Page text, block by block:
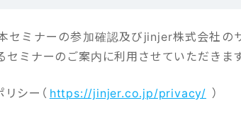
セミナーの参加確認及びjinjer株式会社の
セミナーのご案内に利用させていただきます
シー（ https://jinjer.co.jp/privacy/ ）